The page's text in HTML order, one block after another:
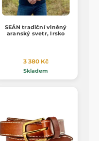
SEÁN tradiční vlněný
aranský svetr, Irsko
3 380 Kč
Skladem